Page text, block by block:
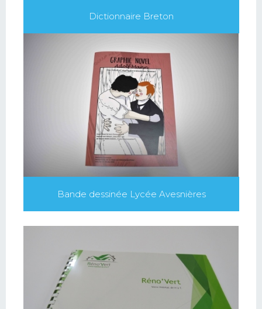
Dictionnaire Breton
Bande dessinée Lycée Avesnières